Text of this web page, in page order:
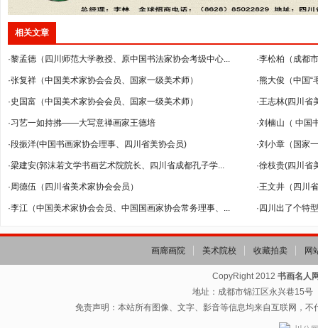
相关文章
·黎孟德（四川师范大学教授、原中国书法家协会考级中心... ·李松柏（成都
·张复祥（中国美术家协会会员、国家一级美术师） ·熊大俊（中国
·史国富（中国美术家协会会员、国家一级美术师） ·王志林(四川省
·习艺一如持拂——大写意禅画家王德培 ·刘楠山（ 中国
·段振洋(中国书画家协会理事、四川省美协会员) ·刘小章（国家
·梁建安(郭沫若文学书画艺术院院长、四川省成都孔子学... ·徐枝贵(四川省
·周德伍（四川省美术家协会会员） ·王文井（四川
·李江（中国美术家协会会员、中国国画家协会常务理事、... ·四川出了个特
画廊画院 美术院校 收藏拍卖 网
CopyRight 2012 书画名人
地址：成都市锦江区永兴巷15
免责声明：本站所有图像、文字、影音等信息均来自互联网，